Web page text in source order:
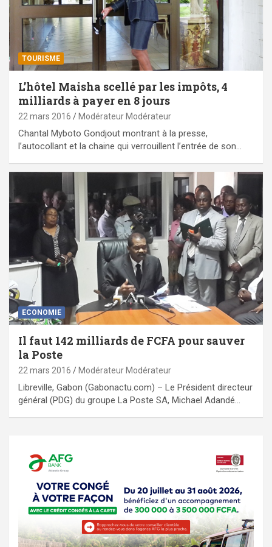
TOURISME
L’hôtel Maisha scellé par les impôts, 4
milliards à payer en 8 jours
22 mars 2016 Modérateur Modérateur
Chantal Myboto Gondjout montrant à la presse,
l’autocollant et la chaine qui verrouillent l’entrée de son…
ECONOMIE
Il faut 142 milliards de FCFA pour sauver
la Poste
22 mars 2016 Modérateur Modérateur
Libreville, Gabon (Gabonactu.com) – Le Président directeur
général (PDG) du groupe La Poste SA, Michael Adandé…